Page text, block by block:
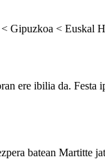
Gipuzkoa < Euskal
ere ibilia da. Festa
batean Martitte